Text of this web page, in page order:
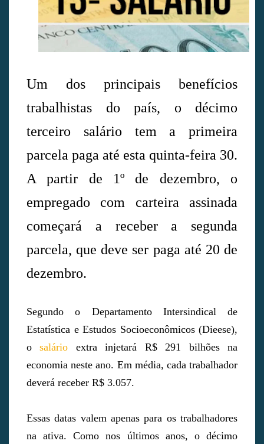
Um dos principais benefícios
trabalhistas do país, o décimo
terceiro salário tem a primeira
parcela paga até esta quinta-feira 30.
A partir de 1º de dezembro, o
empregado com carteira assinada
começará a receber a segunda
parcela, que deve ser paga até 20 de
dezembro.
Segundo o Departamento Intersindical de
Estatística e Estudos Socioeconômicos (Dieese),
osalário extra injetará R$ 291 bilhões na
economia neste ano. Em média, cada trabalhador
deverá receber R$ 3.057.
Essas datas valem apenas para os trabalhadores
na ativa. Como nos últimos anos, o décimo